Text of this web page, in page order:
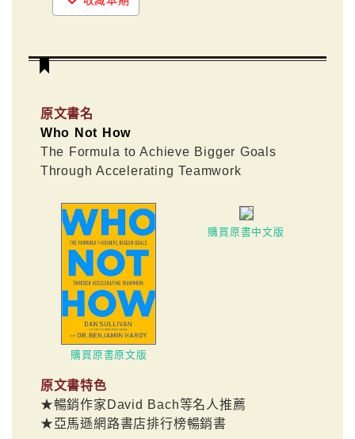
原文書名
Who Not How
The Formula to Achieve Bigger Goals
Through Accelerating Teamwork
購買原書原文版
購買原書中文版
原文書特色
★暢銷作家David Bach等名人推薦
★亞馬遜網路書店排行榜暢銷書